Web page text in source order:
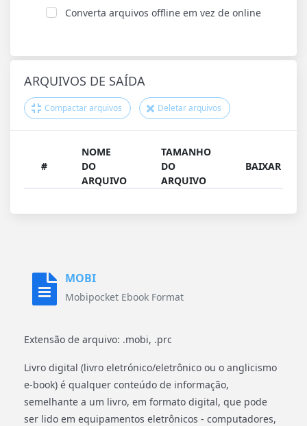
Converta arquivos offline em vez de online
ARQUIVOS DE SAÍDA
Compactar arquivos Deletar arquivos
#
NOME
DO
ARQUIVO
TAMANHO
DO
ARQUIVO
BAIXAR
MOBI
Mobipocket Ebook Format
Extensão de arquivo: .mobi, .prc
Livro digital (livro eletrónico/eletrônico ou o anglicismo
e-book) é qualquer conteúdo de informação,
semelhante a um livro, em formato digital, que pode
ser lido em equipamentos eletrônicos - computadores,